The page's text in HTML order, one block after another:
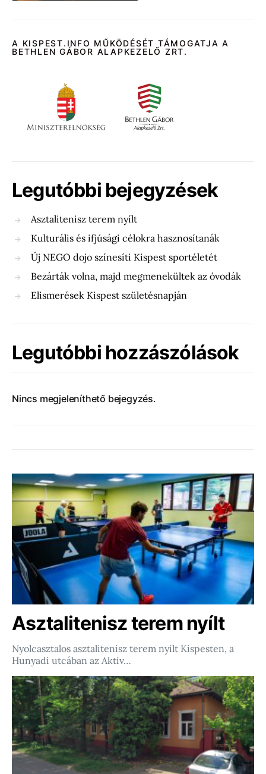
A KISPEST.INFO MŰKÖDÉSÉT TÁMOGATJA A
BETHLEN GÁBOR ALAPKEZELŐ ZRT.
Legutóbbi bejegyzések
Asztalitenisz terem nyílt
Kulturális és ifjúsági célokra hasznosítanák
Új NEGO dojo színesíti Kispest sportéletét
Bezárták volna, majd megmenekültek az óvodák
Elismerések Kispest születésnapján
Legutóbbi hozzászólások
Nincs megjeleníthető bejegyzés.
Asztalitenisz terem nyílt
Nyolcasztalos asztalitenisz terem nyílt Kispesten, a
Hunyadi utcában az Aktív…